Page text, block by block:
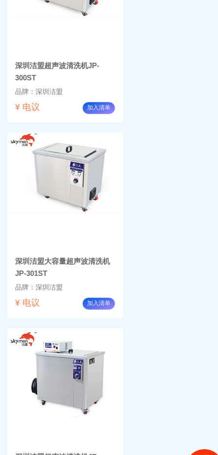
深圳洁盟超声波清洗机JP-
300ST
品牌：深圳洁盟
¥ 电议 加入清单
深圳洁盟大容量超声波清洗机
JP-301ST
品牌：深圳洁盟
¥ 电议 加入清单